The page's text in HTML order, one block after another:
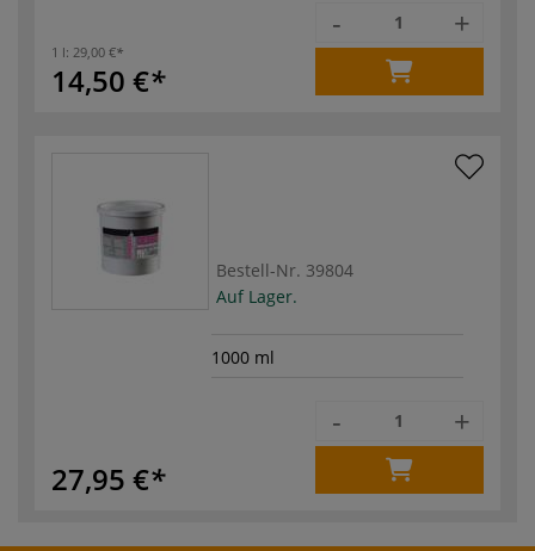
1 l: 29,00 €
14,50 €
- +
Bestell-Nr. 39804
Auf Lager.
1000 ml
27,95 €
- +